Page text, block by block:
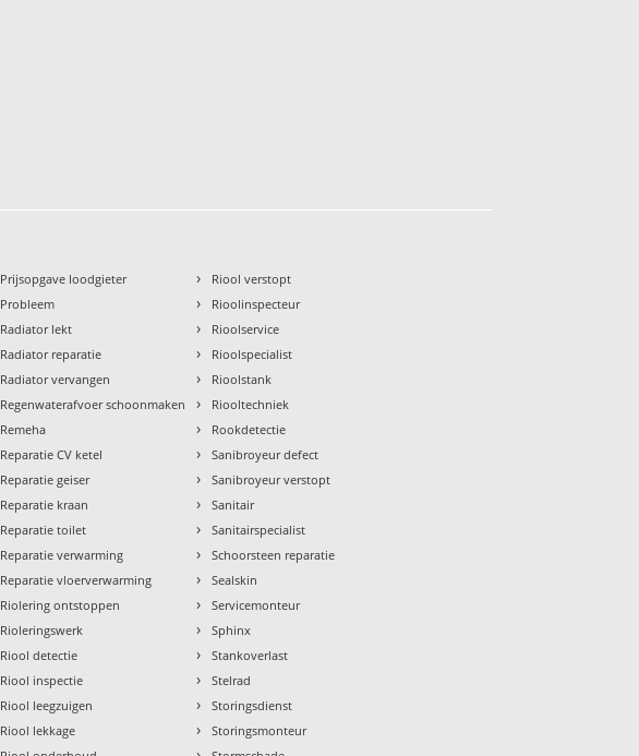
Prijsopgave loodgieter
Probleem
Radiator lekt
Radiator reparatie
Radiator vervangen
Regenwaterafvoer schoonmaken
Remeha
Reparatie CV ketel
Reparatie geiser
Reparatie kraan
Reparatie toilet
Reparatie verwarming
Reparatie vloerverwarming
Riolering ontstoppen
Rioleringswerk
Riool detectie
Riool inspectie
Riool leegzuigen
Riool lekkage
› Riool verstopt
› Rioolinspecteur
› Rioolservice
› Rioolspecialist
› Rioolstank
› Riooltechniek
› Rookdetectie
› Sanibroyeur defect
› Sanibroyeur verstopt
› Sanitair
› Sanitairspecialist
› Schoorsteen reparatie
› Sealskin
› Servicemonteur
› Sphinx
› Stankoverlast
› Stelrad
› Storingsdienst
› Storingsmonteur